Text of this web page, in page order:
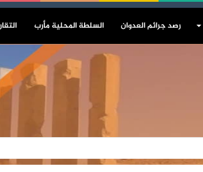
رصد جرائم العدوان السلطة المحلية مأرب